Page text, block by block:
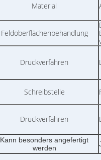
Material
Feldoberflächenbehandlung
Druckverfahren
Schreibstelle
Druckverfahren
Kann besonders angefertigt
werden